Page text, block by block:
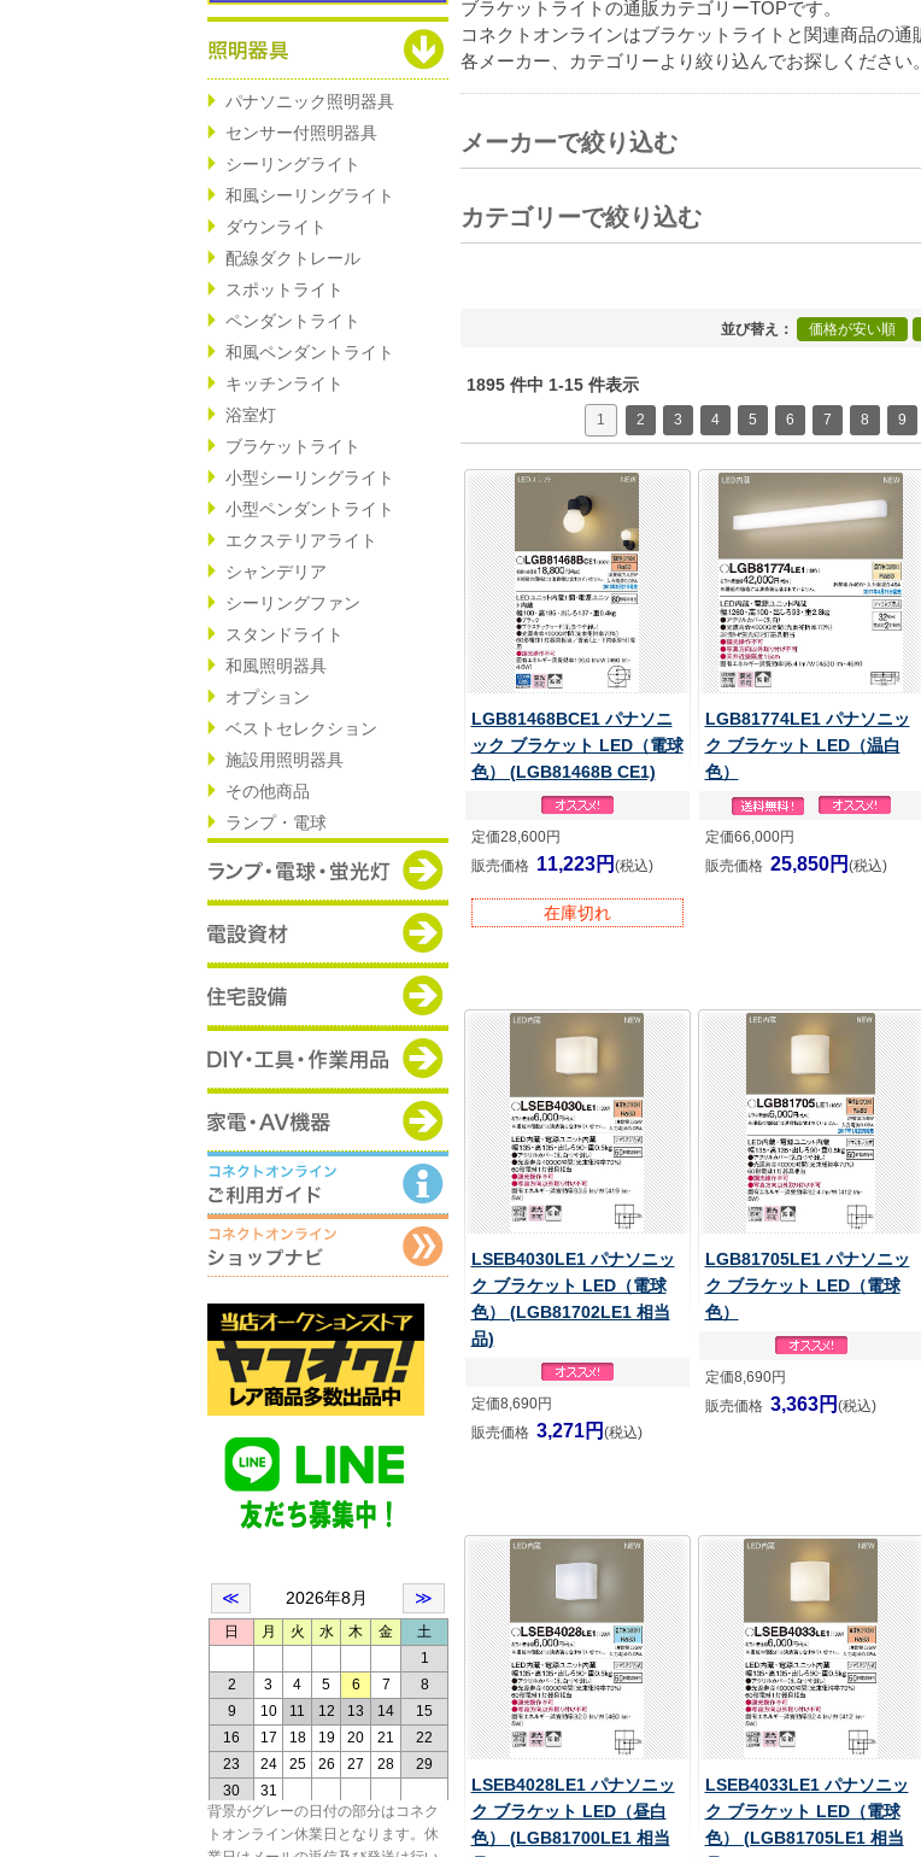
パナソニック照明器具
センサー付照明器具
シーリングライト
和風シーリングライト
ダウンライト
配線ダクトレール
スポットライト
ペンダントライト
和風ペンダントライト
キッチンライト
浴室灯
ブラケットライト
小型シーリングライト
小型ペンダントライト
エクステリアライト
シャンデリア
シーリングファン
スタンドライト
和風照明器具
オプション
ベストセレクション
施設用照明器具
その他商品
ランプ・電球
背景がグレーの日付の部分はコネク
トオンライン休業日となります。休
ブラケットライトの通販カテゴリーTOPです。
コネクトオンラインはブラケットライトと関連商品の通
各メーカー、カテゴリーより絞り込んでお探しください。
メーカーで絞り込む
カテゴリーで絞り込む
並び替え 価格が安い順
1895 件中 1-15 件表示
1 2 3 4 5 6 7 8 9
LGB81468BCE1 パナソニ
ック ブラケット LED（電球
色） (LGB81468B CE1)
定価28,600円
販売価格 11,223円 (税込)
在庫切れ
LGB81774LE1 パナソニッ
ク ブラケット LED（温白
色）
定価66,000円
販売価格 25,850円 (税込)
LSEB4030LE1 パナソニッ
ク ブラケット LED（電球
色） (LGB81702LE1 相当
品)
定価8,690円
販売価格 3,271円 (税込)
LGB81705LE1 パナソニッ
ク ブラケット LED（電球
色）
定価8,690円
販売価格 3,363円 (税込)
LSEB4028LE1 パナソニッ
ク ブラケット LED（昼白
色） (LGB81700LE1 相当
LSEB4033LE1 パナソニッ
ク ブラケット LED（電球
色） (LGB81705LE1 相当